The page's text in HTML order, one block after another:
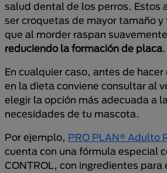
salud dental de los perros. Estos
ser croquetas de mayor tamaño
que al morder raspan
reduciendo la formación de placa.
En cualquier caso, antes de
en la dieta conviene consultar al
elegir la opción más adecuada a
necesidades de tu mascota.
Por ejemplo, PRO PLAN® Adulto
cuenta con una fórmula especial
CONTROL, con ingredientes para